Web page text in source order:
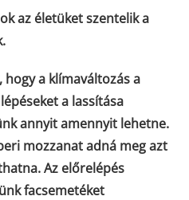
az életüket szentelik a
a klímaváltozás a
a lassítása
annyit amennyit lehetne.
mozzanat adná meg azt
Az előrelépés
facsemetéket